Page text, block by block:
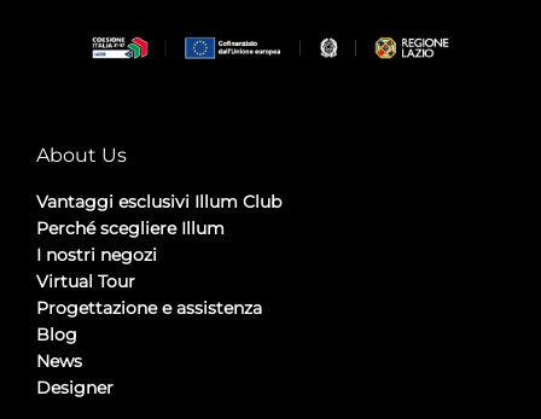
About Us
Vantaggi esclusivi Illum Club
Perché scegliere Illum
I nostri negozi
Virtual Tour
Progettazione e assistenza
Blog
News
Designer